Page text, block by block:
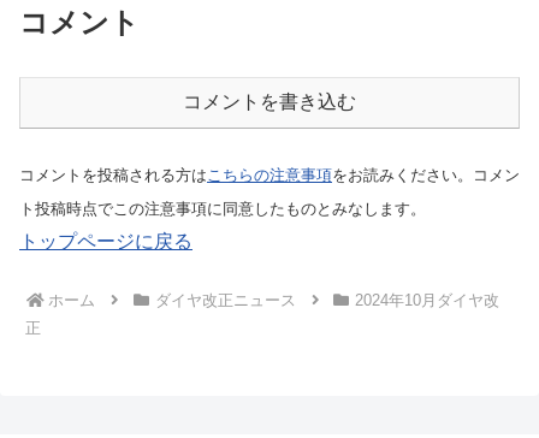
コメント
コメントを書き込む
コメントを投稿される方はこちらの注意事項をお読みください。コメン
ト投稿時点でこの注意事項に同意したものとみなします。
トップページに戻る
ホーム ダイヤ改正ニュース
2024年10月ダイヤ改
正